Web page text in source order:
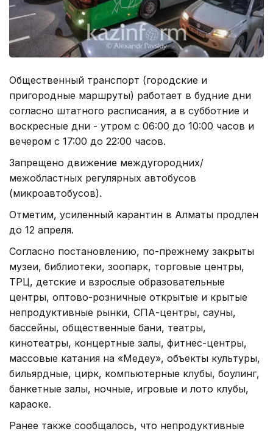
Общественный транспорт (городские и
пригородные маршруты) работает в будние дни
согласно штатного расписания, а в субботние и
воскресные дни - утром с 06:00 до 10:00 часов и
вечером с 17:00 до 22:00 часов.
Запрещено движение междугородних/
межобластных регулярных автобусов
(микроавтобусов).
Отметим, усиленный карантин в Алматы продлен
до 12 апреля.
Согласно постановлению, по-прежнему закрыты
музеи, библиотеки, зоопарк, торговые центры,
ТРЦ, детские и взрослые образовательные
центры, оптово-розничные открытые и крытые
непродуктивные рынки, СПА-центры, сауны,
бассейны, общественные бани, театры,
кинотеатры, концертные залы, фитнес-центры,
массовые катания на «Медеу», объекты культуры,
бильярдные, цирк, компьютерные клубы, боулинг,
банкетные залы, ночные, игровые и лото клубы,
караоке.
Ранее также сообщалось, что непродуктивные